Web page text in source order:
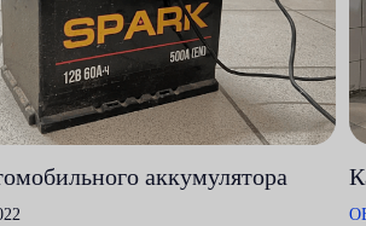
аккумулятора